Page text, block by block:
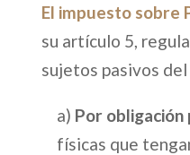
El impuesto sobre
su artículo 5,
sujetos pasivos del
a) Por obligación
físicas que